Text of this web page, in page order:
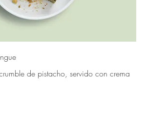
de pistacho, servido con crema